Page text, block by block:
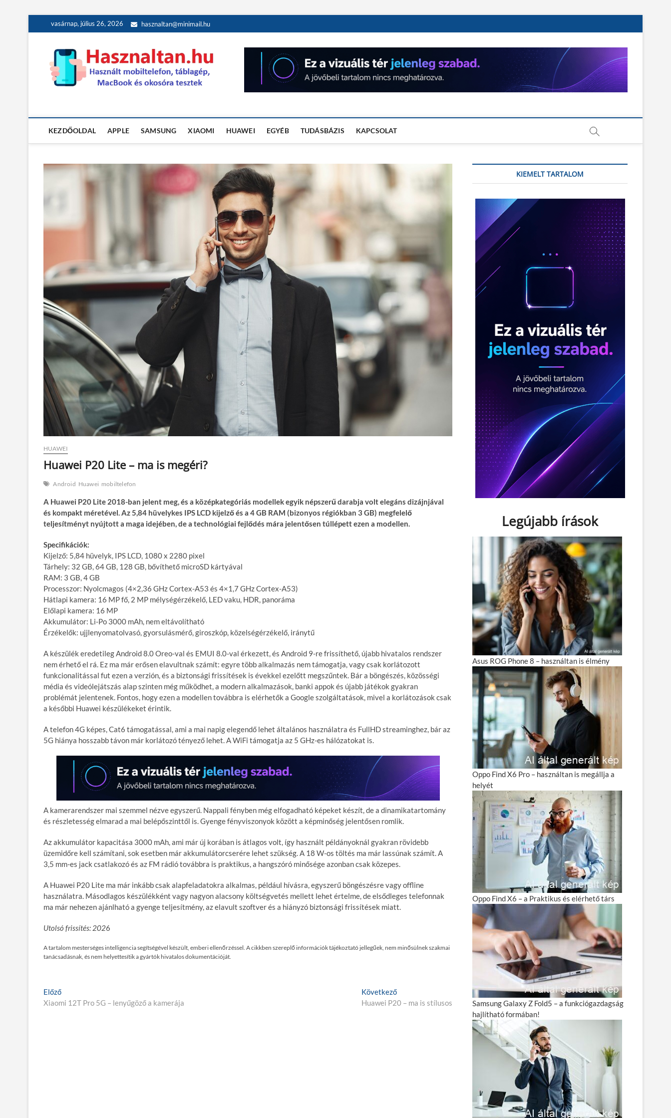
to
vasárnap, július 26, 2026 hasznaltan@minimail.hu
KEZDŐOLDAL APPLE SAMSUNG XIAOMI HUAWEI EGYÉB TUDÁSBÁZIS KAPCSOLAT
HUAWEI
Huawei P20 Lite – ma is megéri?
Android Huawei mobiltelefon
A Huawei P20 Lite 2018-ban jelent meg, és a középkategóriás modellek egyik népszerű darabja volt elegáns dizájnjával
és kompakt méretével. Az 5,84 hüvelykes IPS LCD kijelző és a 4 GB RAM (bizonyos régiókban 3 GB) megfelelő
teljesítményt nyújtott a maga idejében, de a technológiai fejlődés mára jelentősen túllépett ezen a modellen.
Specifikációk:
Kijelző: 5,84 hüvelyk, IPS LCD, 1080 x 2280 pixel
Tárhely: 32 GB, 64 GB, 128 GB, bővíthető microSD kártyával
RAM: 3 GB, 4 GB
Processzor: Nyolcmagos (4×2,36 GHz Cortex-A53 és 4×1,7 GHz Cortex-A53)
Hátlapi kamera: 16 MP fő, 2 MP mélységérzékelő, LED vaku, HDR, panoráma
Előlapi kamera: 16 MP
Akkumulátor: Li-Po 3000 mAh, nem eltávolítható
Érzékelők: ujjlenyomatolvasó, gyorsulásmérő, giroszkóp, közelségérzékelő, iránytű
A készülék eredetileg Android 8.0 Oreo-val és EMUI 8.0-val érkezett, és Android 9-re frissíthető, újabb hivatalos rendszer
nem érhető el rá. Ez ma már erősen elavultnak számít: egyre több alkalmazás nem támogatja, vagy csak korlátozott
funkcionalitással fut ezen a verzión, és a biztonsági frissítések is évekkel ezelőtt megszűntek. Bár a böngészés, közösségi
média és videólejátszás alap szinten még működhet, a modern alkalmazások, banki appok és újabb játékok gyakran
problémát jelentenek. Fontos, hogy ezen a modellen továbbra is elérhetők a Google szolgáltatások, mivel a korlátozások csak
a későbbi Huawei készülékeket érintik.
A telefon 4G képes, Cat6 támogatással, ami a mai napig elegendő lehet általános használatra és FullHD streaminghez, bár az
5G hiánya hosszabb távon már korlátozó tényező lehet. A WiFi támogatja az 5 GHz-es hálózatokat is.
A kamerarendszer mai szemmel nézve egyszerű. Nappali fényben még elfogadható képeket készít, de a dinamikatartomány
és részletesség elmarad a mai belépőszinttől is. Gyenge fényviszonyok között a képminőség jelentősen romlik.
Az akkumulátor kapacitása 3000 mAh, ami már új korában is átlagos volt, így használt példányoknál gyakran rövidebb
üzemidőre kell számítani, sok esetben már akkumulátorcserére lehet szükség. A 18 W-os töltés ma már lassúnak számít. A
3,5 mm-es jack csatlakozó és az FM rádió továbbra is praktikus, a hangszóró minősége azonban csak közepes.
A Huawei P20 Lite ma már inkább csak alapfeladatokra alkalmas, például hívásra, egyszerű böngészésre vagy offline
használatra. Másodlagos készülékként vagy nagyon alacsony költségvetés mellett lehet értelme, de elsődleges telefonnak
ma már nehezen ajánlható a gyenge teljesítmény, az elavult szoftver és a hiányzó biztonsági frissítések miatt.
Utolsó frissítés: 2026
A tartalom mesterséges intelligencia segítségével készült, emberi ellenőrzéssel. A cikkben szereplő információk tájékoztató jellegűek, nem minősülnek szakmai
tanácsadásnak, és nem helyettesítik a gyártók hivatalos dokumentációját.
Bejegyzés
navigáció
ElőzőE
l
Xiaomi 12T Pro 5G – lenyűgöző a kamerája
KövetkezőK
ö
Huawei P20 – ma is stílusos
KIEMELT TARTALOM
Legújabb írások
Asus ROG Phone 8 – használtan is élmény
Oppo Find X6 Pro – használtan is megállja a
helyét
Oppo Find X6 – a Praktikus és elérhető társ
Samsung Galaxy Z Fold5 – a funkciógazdagság
hajlítható formában!